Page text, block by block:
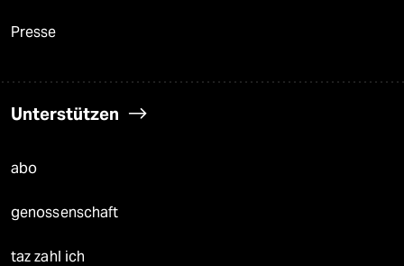
Presse
Unterstützen
abo
genossenschaft
taz zahl ich